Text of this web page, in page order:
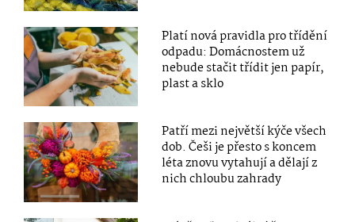
Platí nová pravidla pro třídění
odpadu: Domácnostem už
nebude stačit třídit jen papír,
plast a sklo
Patří mezi největší kýče všech
dob. Češi je přesto s koncem
léta znovu vytahují a dělají z
nich chloubu zahrady